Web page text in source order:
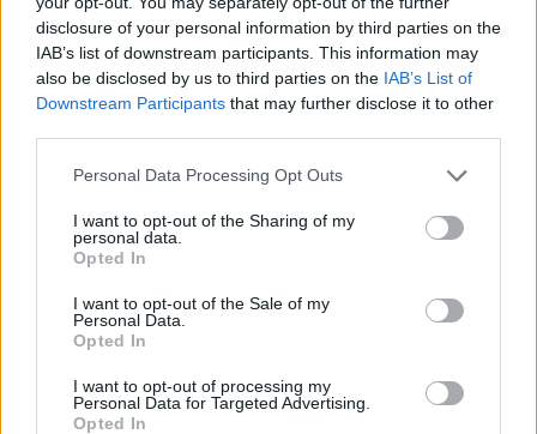
disclosure of your personal information by third parties on the
IAB’s list of downstream participants. This information may
also be disclosed by us to third parties on the IAB’s List of
Downstream Participants that may further disclose it to other
Personal Data Processing Opt Outs
I want to opt-out of the Sharing of my
personal data.
Opted In
I want to opt-out of the Sale of my
Personal Data.
Opted In
I want to opt-out of processing my
Personal Data for Targeted Advertising.
Opted In
Raktažodžiai
nacionalinis egzaminų centras
Komentarai
Rašyti komentarą
Jūsų vardas